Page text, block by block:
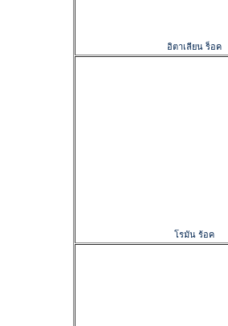
อิตาเลียน ร็อค
โรมัน ร้อค